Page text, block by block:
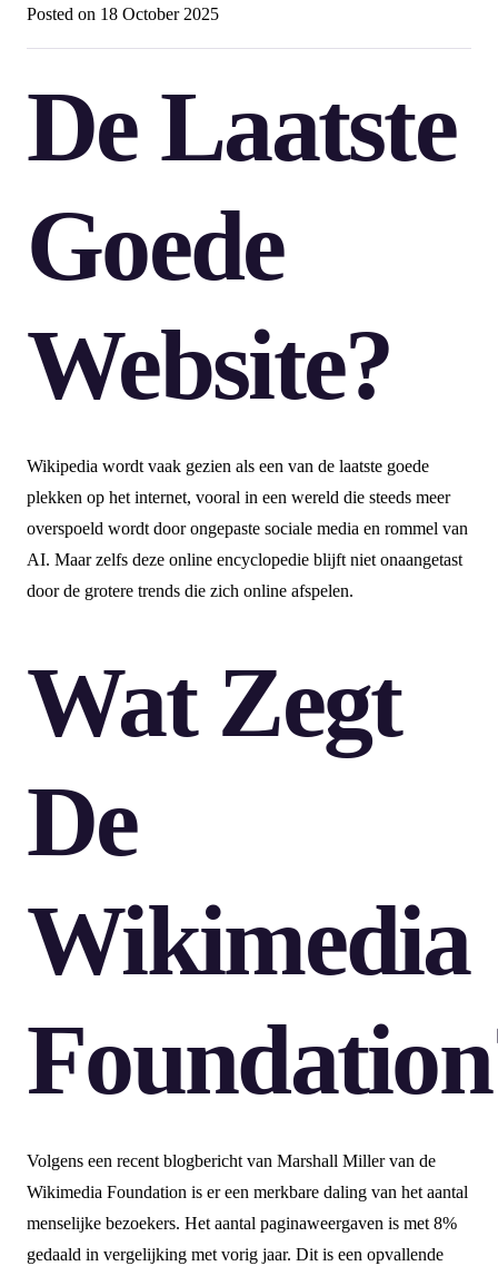
Posted on 18 October 2025
De Laatste
Goede
Website?
Wikipedia wordt vaak gezien als een van de laatste goede
plekken op het internet, vooral in een wereld die steeds meer
overspoeld wordt door ongepaste sociale media en rommel van
AI. Maar zelfs deze online encyclopedie blijft niet onaangetast
door de grotere trends die zich online afspelen.
Wat Zegt
De
Wikimedia
Volgens een recent blogbericht van Marshall Miller van de
Wikimedia Foundation is er een merkbare daling van het aantal
menselijke bezoekers. Het aantal paginaweergaven is met 8%
gedaald in vergelijking met vorig jaar. Dit is een opvallende